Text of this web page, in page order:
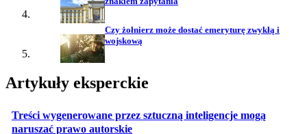
Czy żołnierz może dostać emeryturę zwykłą i
wojskową
Artykuły eksperckie
Treści wygenerowane przez sztuczną inteligencje mogą
naruszać prawo autorskieotwiera się w nowej karcie